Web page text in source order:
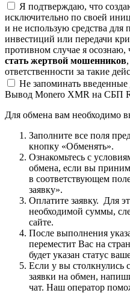
Я подтверждаю, что
исключительно по своей
и не использую средства для
инвестиций или передачи
противном случае я осознаю,
стать жертвой мошенников
ответственности за такие
Не запоминать
Вывод Monero XMR на СБП
Для обмена вам необходимо
Заполните все поля
кнопку «Обменять».
Ознакомьтесь с
обмена, если вы
в соответствующем
заявку».
Оплатите заявку. Для
необходимой суммы,
сайте.
После выполнения
переместит Вас на
будет указан статус
Если у вы столкнулись
заявки на обмен,
чат. Наш оператор